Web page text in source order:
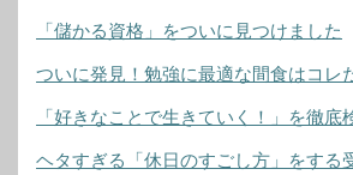
「儲かる資格」をついに見つけました
ついに発見！勉強に最適な間食はコレ
「好きなことで生きていく！」を徹底
ヘタすぎる「休日のすごし方」をする